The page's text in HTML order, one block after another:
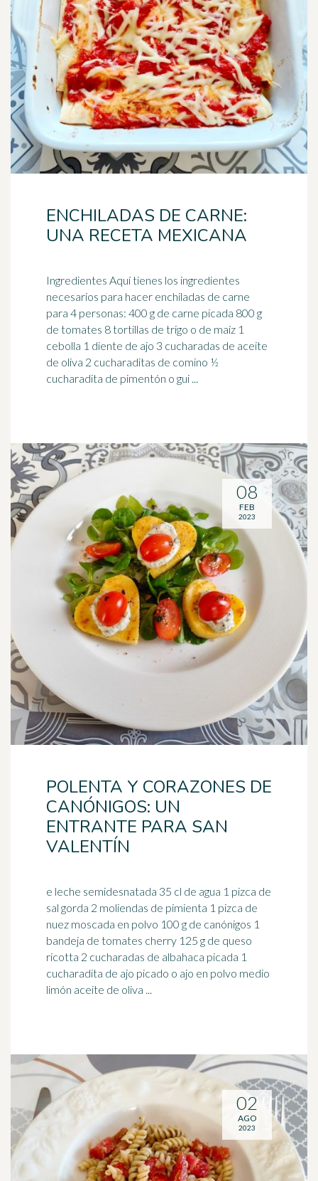
ENCHILADAS DE CARNE:
UNA RECETA MEXICANA
Ingredientes Aquí tienes los ingredientes
necesarios para hacer enchiladas de carne
para 4 personas: 400 g de carne picada 800 g
de tomates 8 tortillas de trigo o de maíz 1
cebolla 1 diente de ajo 3 cucharadas de aceite
de oliva 2 cucharaditas de comino ½
cucharadita de pimentón o gui ...
POLENTA Y CORAZONES DE
CANÓNIGOS: UN
ENTRANTE PARA SAN
VALENTÍN
e leche semidesnatada 35 cl de agua 1 pizca de
sal gorda 2 moliendas de pimienta 1 pizca de
nuez moscada en polvo 100 g de canónigos 1
bandeja de tomates cherry 125 g de queso
ricotta 2 cucharadas de albahaca picada 1
cucharadita de ajo picado o ajo en polvo medio
limón aceite de oliva ...
08
FEB
2023
02
AGO
2023